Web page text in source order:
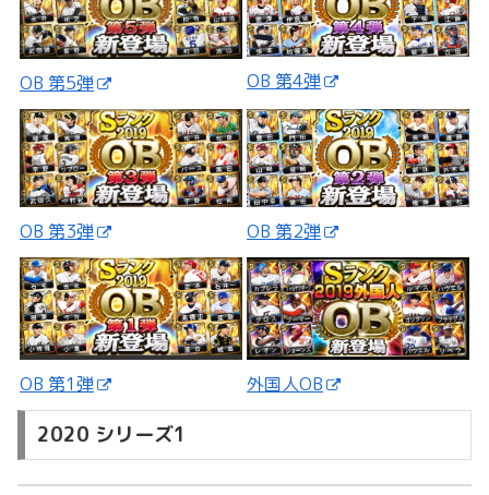
OB 第5弾 OB 第4弾
OB 第3弾 OB 第2弾
OB 第1弾 外国人OB
2020 シリーズ1